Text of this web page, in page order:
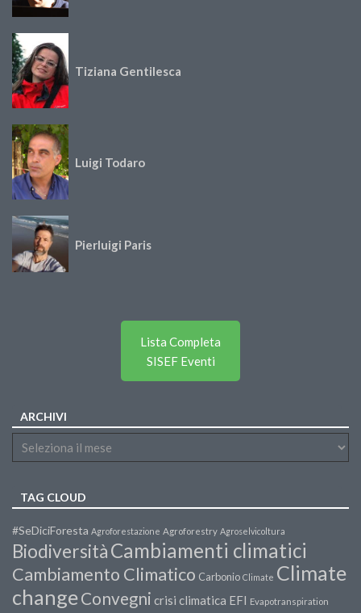
Tiziana Gentilesca
Luigi Todaro
Pierluigi Paris
Lista Completa
SISEF Eventi
ARCHIVI
TAG CLOUD
#SeDiciForesta Agroforestazione Agroforestry Agroselvicoltura
BiodiversitàCambiamenti climatici
Cambiamento Climatico Carbonio Climate Climate
changeConvegni crisi climatica EFI Evapotranspiration